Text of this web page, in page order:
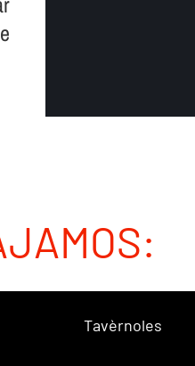
Tavèrnoles